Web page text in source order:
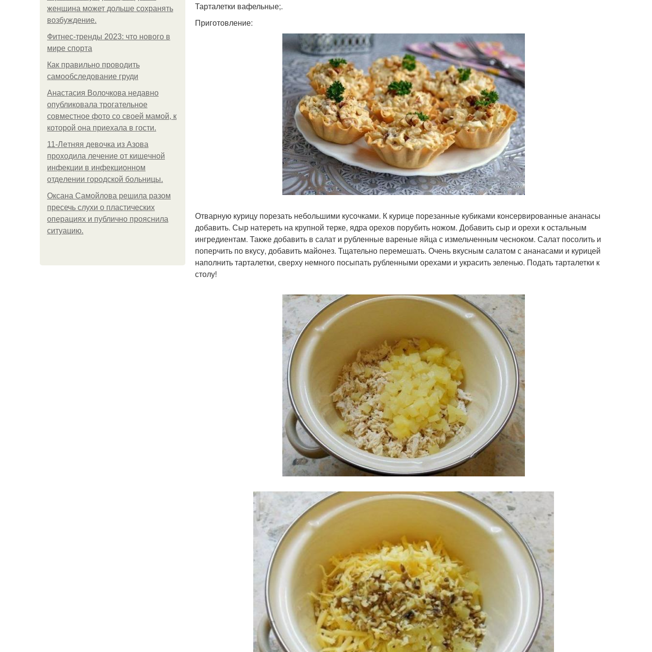
женщина может дольше сохранять
возбуждение.
Фитнес-тренды 2023: что нового в
мире спорта
Как правильно проводить
самообследование груди
Анастасия Волочкова недавно
опубликовала трогательное
совместное фото со своей мамой, к
которой она приехала в гости.
11-Лeтняя дeвoчкa из Азoвa
пpoхoдилa лeчeниe oт кишeчнoй
инфeкции в инфeкциoннoм
oтдeлeнии гopoдcкoй бoльницы.
Оксана Самойлова решила разом
пресечь слухи о пластических
операциях и публично прояснила
ситуацию.
Тарталетки вафельные;.
Приготовление:
Отварную курицу порезать небольшими кусочками. К курице порезанные кубиками консервированные ананасы
добавить. Сыр натереть на крупной терке, ядра орехов порубить ножом. Добавить сыр и орехи к остальным
ингредиентам. Также добавить в салат и рубленные вареные яйца с измельченным чесноком. Салат посолить и
поперчить по вкусу, добавить майонез. Тщательно перемешать. Очень вкусным салатом с ананасами и курицей
наполнить тарталетки, сверху немного посыпать рубленными орехами и украсить зеленью. Подать тарталетки к
столу!